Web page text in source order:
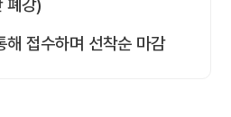
강)
접수하며 선착순 마감